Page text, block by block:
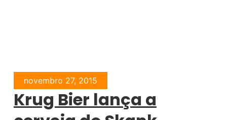
novembro 27, 2015
Krug Bier lança a